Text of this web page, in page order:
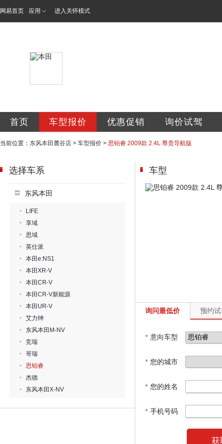
网易首页 应用 进入关怀模式
首页 车型报价 优惠促销 询价试驾
当前位置： 东风本田麓谷店 > 车型报价 > 思铂睿 2009款 2.4L 尊贵导航版
选择车系
东风本田
LIFE
享域
思域
英仕派
本田e:NS1
本田XR-V
本田CR-V
本田CR-V新能源
本田UR-V
艾力绅
东风本田M-NV
竞瑞
哥瑞
思铂睿
杰德
东风本田X-NV
车型
询问最低价 预约
* 意向车型
* 您的城市
* 您的姓名
* 手机号码
获